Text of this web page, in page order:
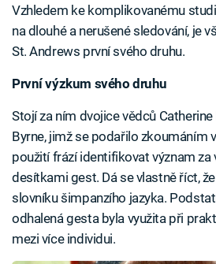
Vzhledem ke komplikovanému
na dlouhé a nerušené sledování, je
St. Andrews první svého druhu.
První výzkum svého druhu
Stojí za ním dvojice vědců
Byrne, jimž se podařilo zkoumáním
použití frází identifikovat význam za
desítkami gest. Dá se vlastně říct,
slovníku šimpanzího jazyka.
odhalená gesta byla využita při
mezi více individui.